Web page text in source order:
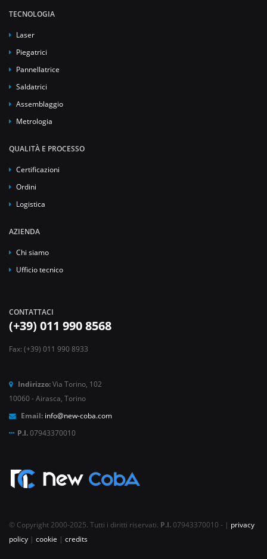
TECNOLOGIA
Laser
Piegatrici
Pannellatrice
Saldatrici
Assemblaggio
Metrologia
QUALITÀ E PROCESSO
Certificazioni
Ordini
Logistica
AZIENDA
Chi siamo
Ufficio tecnico
CONTATTACI
(+39) 011 990 8568
Fax: (+39) 011 990 8933
Indirizzo:Via Torino, 102
10060 - Airasca, Torino
Email: info@new-coba.com
P.I.07943370010
© Copyright 2000-2025. Tutti i diritti riservati. P.I.07943370010 - | privacy
policy | cookie | credits